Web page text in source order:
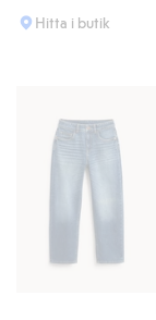
Hitta i butik